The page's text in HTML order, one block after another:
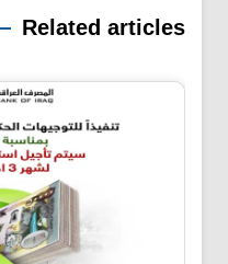
Related articles